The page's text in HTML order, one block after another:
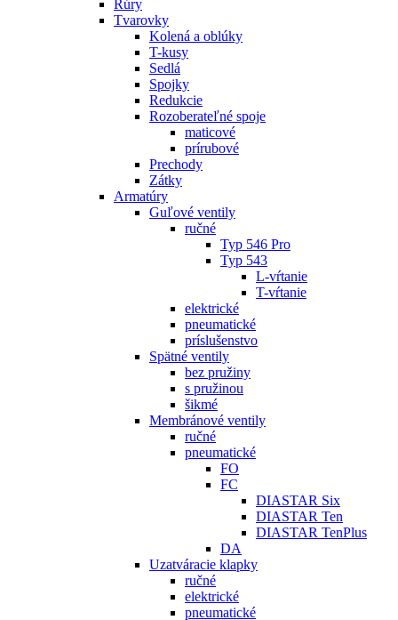
Rúry
Tvarovky
Kolená a oblúky
T-kusy
Sedlá
Spojky
Redukcie
Rozoberateľné spoje
maticové
prírubové
Prechody
Zátky
Armatúry
Guľové ventily
ručné
Typ 546 Pro
Typ 543
L-vŕtanie
T-vŕtanie
elektrické
pneumatické
príslušenstvo
Spätné ventily
bez pružiny
s pružinou
šikmé
Membránové ventily
ručné
pneumatické
FO
FC
DIASTAR Six
DIASTAR Ten
DIASTAR TenPlus
DA
Uzatváracie klapky
ručné
elektrické
pneumatické